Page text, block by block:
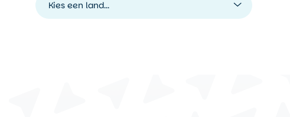
Kies een land...